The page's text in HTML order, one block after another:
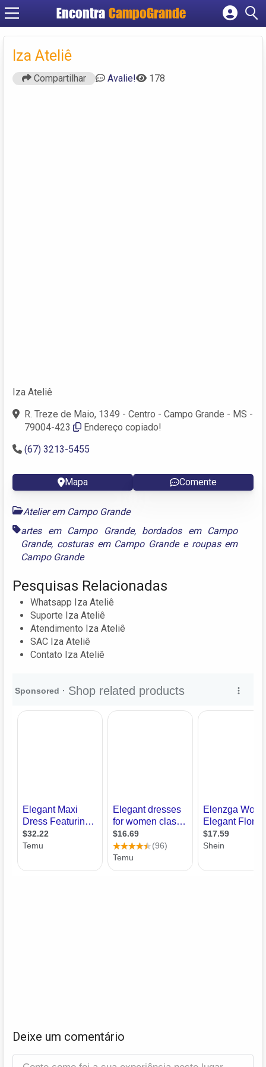
Encontra CampoGrande
Cadastrar empresa
Iza Ateliê
Compartilhar Avalie! 178
Iza Ateliê
R. Treze de Maio, 1349 - Centro - Campo Grande - MS -
79004-423
Endereço copiado!
(67) 3213-5455
Mapa Comente
Atelier em Campo Grande
artes em Campo Grande, bordados em Campo
Grande, costuras em Campo Grandee roupas em
Campo Grande
Pesquisas Relacionadas
Whatsapp Iza Ateliê
Suporte Iza Ateliê
Atendimento Iza Ateliê
SAC Iza Ateliê
Contato Iza Ateliê
Deixe um comentário